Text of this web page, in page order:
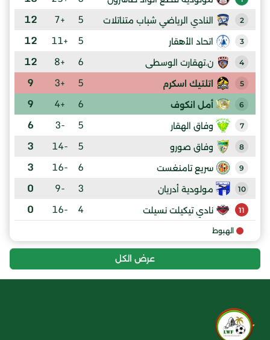
2 النادي الرياضي شباب متناتلات 5
+7
12
3 اتحاد الأهقار 5
+11
12
4 ن.تهقارت الوسطى 6
+8
12
5 اتلتيك اسكرم 5
+3
9
6 أمل انكوف 6
+4
9
7 وفاق الهقار 5
-3
6
8 وفاق صورو 5
-14
3
9 سريع تامنغست 6
-16
3
10 مولودية أدريان 3
-9
0
11 نادي تيكيلت نسيلت 4
-16
0
الهبوط
عرض الكل